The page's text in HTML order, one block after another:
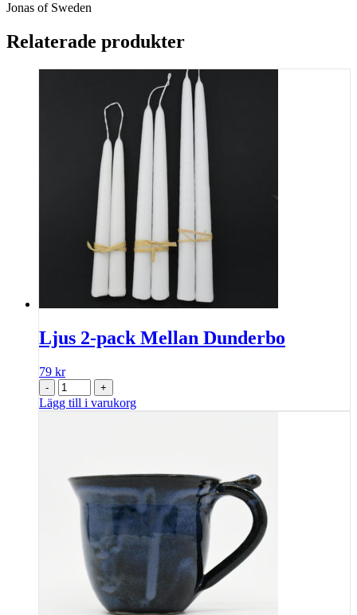
Jonas of Sweden
Relaterade produkter
Ljus 2-pack Mellan Dunderbo
79 kr
- +
Lägg till i varukorg